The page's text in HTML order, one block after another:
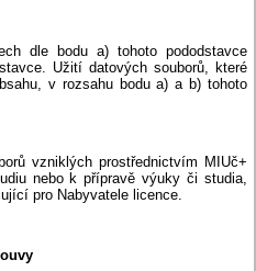
dle bodu a) tohoto pododstavce
Užití datových souborů, které
v rozsahu bodu a) a b) tohoto
vzniklých prostřednictvím MIUč+
nebo k přípravě výuky či studia,
pro Nabyvatele licence.